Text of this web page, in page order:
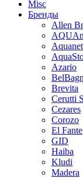
Misc
Бренды
Allen
Aquanet
Azario
Brevita
Cerutti
Cezares
Corozo
El Fante
GID
Haiba
Kludi
Madera